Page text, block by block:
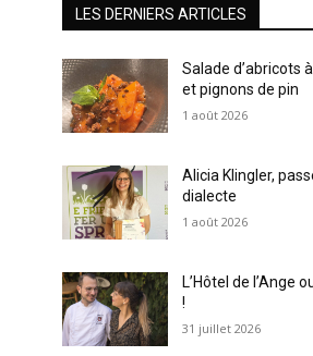
LES DERNIERS ARTICLES
Salade d’abricots à
et pignons de pin
1 août 2026
Alicia Klingler,
dialecte
1 août 2026
L’Hôtel de l’Ange
!
31 juillet 2026